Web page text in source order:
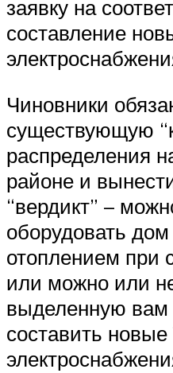
заявку на
составление
Чиновники
существующую
распределения
районе и
“вердикт” –
оборудовать дом
отоплением при
или можно или
выделенную
составить